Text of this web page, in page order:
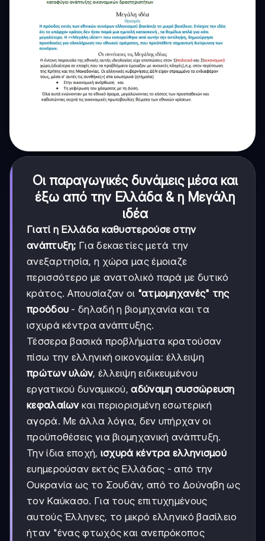
Οι παραγωγικές δυνάμεις μέσα και
έξω από την Ελλάδα & η Μεγάλη
ιδέα
Γιατί η Ελλάδα καθυστερούσε στην
ανάπτυξη; Για δεκαετίες μετά την
ανεξαρτησία, η χώρα μας έμοιαζε
περισσότερο με ανατολικό παρά με δυτικό
κράτος. Απουσίαζαν οι "ατμομηχανές" της
προόδου - δηλαδή η βιομηχανία και τα
ισχυρά κέντρα ανάπτυξης.
Τέσσερα βασικά προβλήματα κρατούσαν
πίσω την ελληνική οικονομία: έλλειψη
πρώτων υλών, έλλειψη ειδικευμένου
εργατικού δυναμικού,αδύναμη συσσώρευση
κεφαλαίωνκαι περιορισμένη εσωτερική
αγορά. Με άλλα λόγια, δεν υπήρχαν οι
προϋποθέσεις για βιομηχανική ανάπτυξη.
Την ίδια εποχή, ισχυρά κέντρα ελληνισμού
ευημερούσαν εκτός Ελλάδας - από την
Ουκρανία ως το Σουδάν, από το Δούναβη ως
τον Καύκασο. Για τους επιτυχημένους
αυτούς Έλληνες, το μικρό ελληνικό βασίλειο
ήταν "ένας φτωχός και ανεπρόκοπος